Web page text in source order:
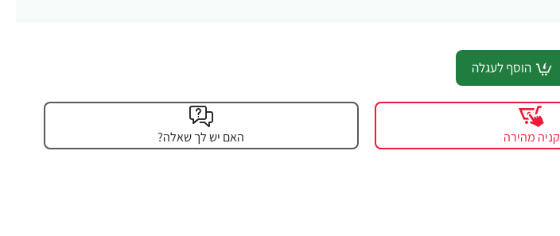
הוסף לעגלה
קניה מהירה האם יש לך שאלה?